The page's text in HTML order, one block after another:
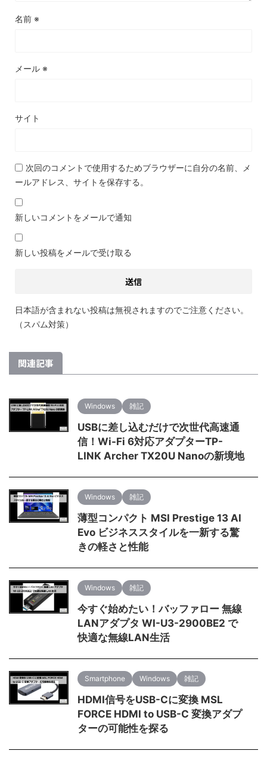
名前 ※
メール ※
サイト
次回のコメントで使用するためブラウザーに自分の名前、メ
ールアドレス、サイトを保存する。
新しいコメントをメールで通知
新しい投稿をメールで受け取る
日本語が含まれない投稿は無視されますのでご注意ください。
（スパム対策）
関連記事
Windows 雑記
USBに差し込むだけで次世代高速通
信！Wi-Fi 6対応アダプターTP-
LINK Archer TX20U Nanoの新境地
Windows 雑記
薄型コンパクト MSI Prestige 13 AI
Evo ビジネススタイルを一新する驚
きの軽さと性能
Windows 雑記
今すぐ始めたい！バッファロー 無線
LANアダプタ WI-U3-2900BE2 で
快適な無線LAN生活
Smartphone Windows 雑記
HDMI信号をUSB-Cに変換 MSL
FORCE HDMI to USB-C 変換アダプ
ターの可能性を探る